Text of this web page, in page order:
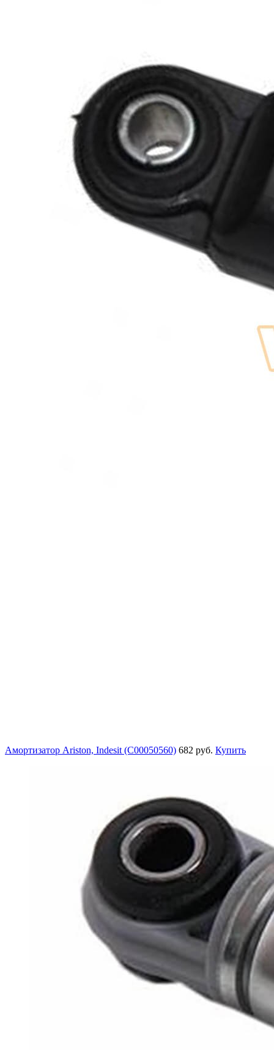
Амортизатор Ariston, Indesit (C00050560) 682 руб. Купить